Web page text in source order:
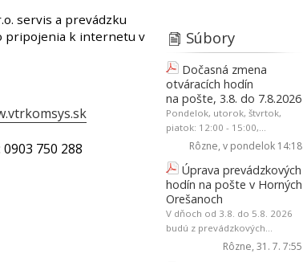
servis a prevádzku
pripojenia k internetu v
750 288
Súbory
Dočasná zmena
otváracích hodín
na pošte, 3.8. do 7.8.2026
Pondelok, utorok, štvrtok,
piatok: 12:00 - 15:00,...
Rôzne, v pondelok 14:18
Úprava prevádzkových
hodín na pošte v Horných
Orešanoch
V dňoch od 3.8. do 5.8. 2026
budú z prevádzkových...
Rôzne, 31. 7. 7:55